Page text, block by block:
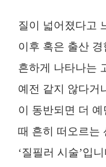
질이 넓어졌다고
이후 혹은 출산
흔하게 나타나는
예전 같지 않다거
이 동반되면 더
때 흔히 떠오르는
‘질필러 시술’입